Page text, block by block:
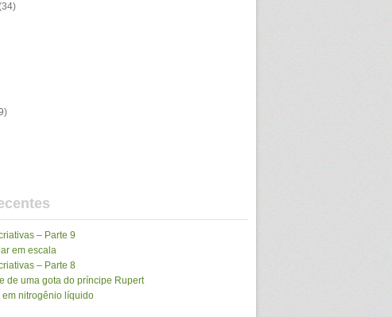
– Parte 9
em escala
– Parte 8
de uma gota do príncipe Rupert
em nitrogênio líquido